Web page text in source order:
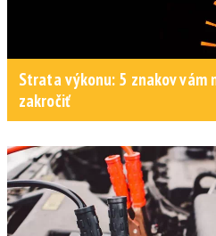
Strata výkonu: 5 znakov vám
zakročiť